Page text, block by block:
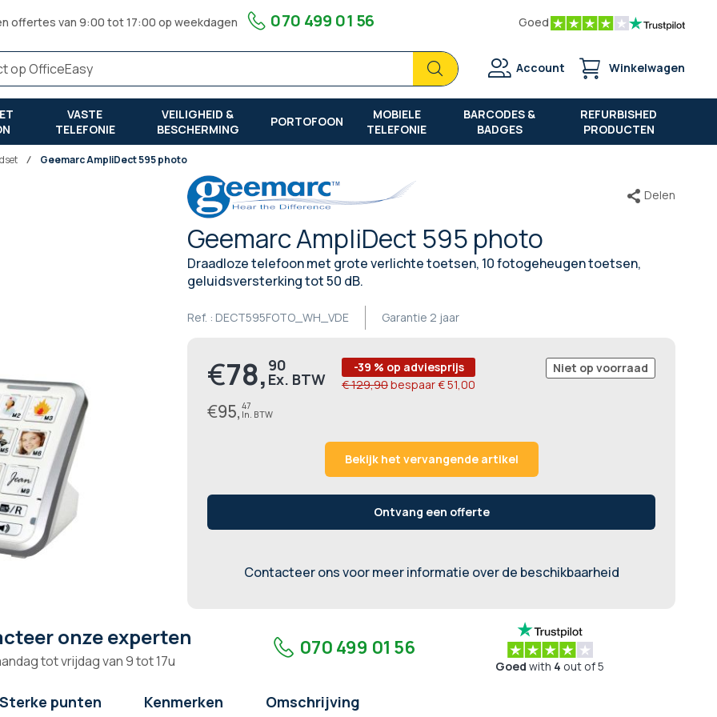
offertes van 9:00 tot 17:00 op weekdagen 070 499 01 56 Goed
Zoek
Zoek
Account Winkelwagen
VASTE
TELEFONIE
VEILIGHEID &
BESCHERMING
PORTOFOON
MOBIELE
TELEFONIE
BARCODES &
BADGES
REFURBISHED
PRODUCTEN
Geemarc AmpliDect 595 photo
Geemarc AmpliDect 595 photo
Draadloze telefoon met grote verlichte toetsen, 10 fotogeheugen toetsen,
geluidsversterking tot 50 dB.
Garantie 2 jaar
Ref. : DECT595FOTO_WH_VDE
Delen
Prijs
€78, 90
€95, 47
-39 % op adviesprijs
€ 129,90bespaar€ 51,00
Niet op voorraad
Bekijk het vervangende artikel
Ontvang een offerte
Contacteer ons voor meer informatie over de beschikbaarheid
onze experten
tot vrijdag van 9 tot 17u
070 499 01 56
Goed with 4 out of 5
Sterke punten Kenmerken Omschrijving